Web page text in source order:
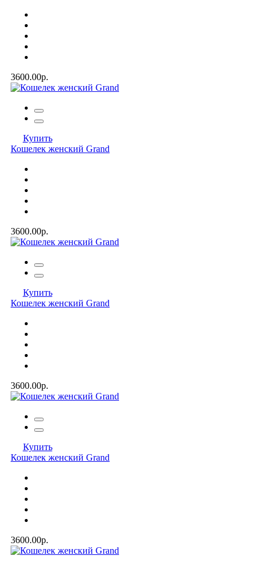
3600.00р.
Купить
Кошелек женский Grand
3600.00р.
Купить
Кошелек женский Grand
3600.00р.
Купить
Кошелек женский Grand
3600.00р.